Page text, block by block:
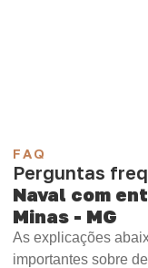
FAQ
Perguntas
Naval com
Minas - MG
As explicações
importantes sobre